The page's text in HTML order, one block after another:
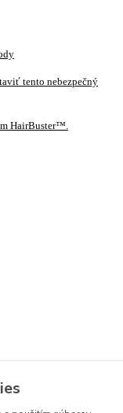
tento nebezpečný
HairBuster™.